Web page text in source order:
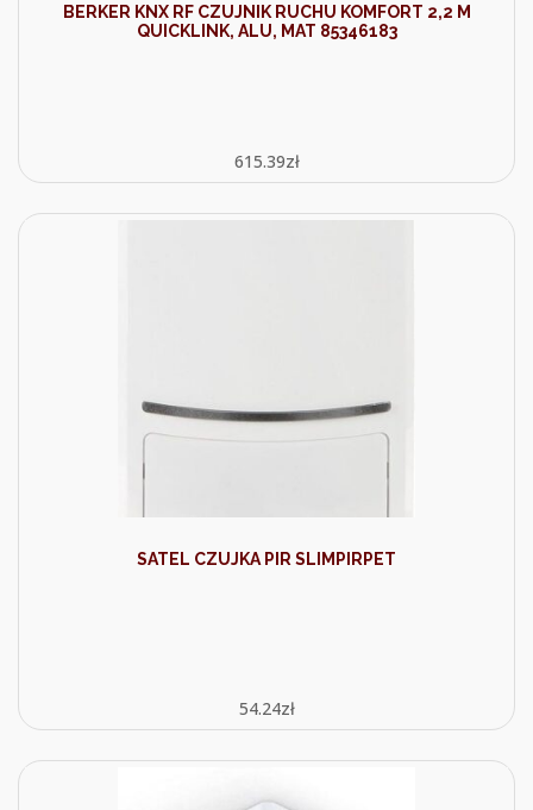
BERKER KNX RF CZUJNIK RUCHU KOMFORT 2,2 M
QUICKLINK, ALU, MAT 85346183
615.39zł
SATEL CZUJKA PIR SLIMPIRPET
54.24zł